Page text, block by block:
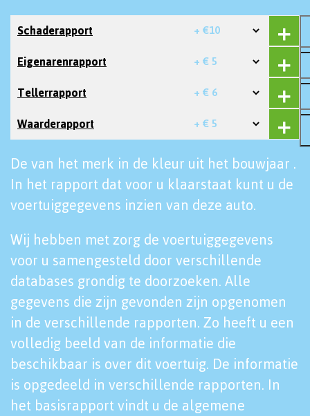
Schaderapport + €10
Eigenarenrapport + € 5
Tellerrapport + € 6
Waarderapport + € 5
De van het merk in de kleur uit het bouwjaar .
In het rapport dat voor u klaarstaat kunt u de
voertuiggegevens inzien van deze auto.
Wij hebben met zorg de voertuiggegevens
voor u samengesteld door verschillende
databases grondig te doorzoeken. Alle
gegevens die zijn gevonden zijn opgenomen
in de verschillende rapporten. Zo heeft u een
volledig beeld van de informatie die
beschikbaar is over dit voertuig. De informatie
is opgedeeld in verschillende rapporten. In
het basisrapport vindt u de algemene